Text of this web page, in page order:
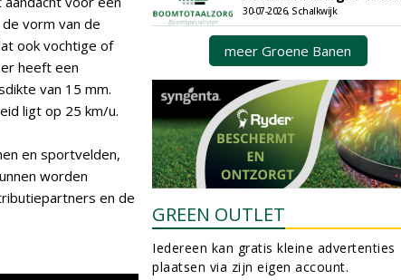
vorm van de
ook vochtige of
heeft een
van 15 mm.
ligt op 25 km/u.
en sportvelden,
worden
en de
30-07-2026, Schalkwijk
meer Groene Banen
GREEN OUTLET
Iedereen kan gratis kleine advertenties
plaatsen via zijn eigen account.